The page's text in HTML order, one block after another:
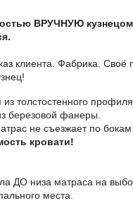
ВРУЧНУЮ
клиента. Фабрика. Своё
толстостенного
березовой фанеры.
не съезжает по бокам
кровати!
ДО низа матраса на
места.